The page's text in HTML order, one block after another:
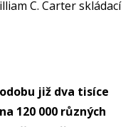
C. Carter skládací
již dva tisíce
120 000 různých